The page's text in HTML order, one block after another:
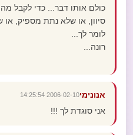
כולם אותו דבר... כדי לקבל
סיוון, או שלא נתת מספיק,
לומר לך...
רונה...
אנונימי2006-02-10 14:25:54
אני סוגדת לך !!!